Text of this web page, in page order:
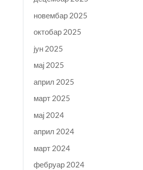
новембар 2025
октобар 2025
јун 2025
мај 2025
април 2025
март 2025
мај 2024
април 2024
март 2024
фебруар 2024